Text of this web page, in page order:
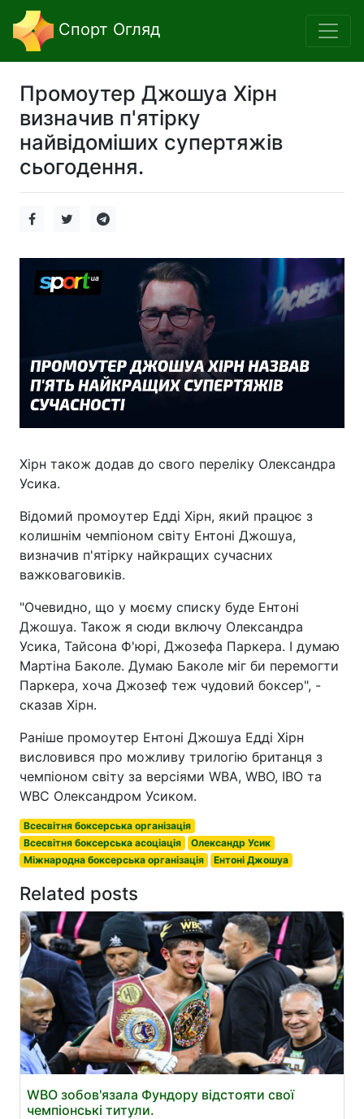
Спорт Огляд
Промоутер Джошуа Хірн
визначив п'ятірку
найвідоміших супертяжів
сьогодення.
Хірн також додав до свого переліку Олександра
Усика.
Відомий промоутер Едді Хірн, який працює з
колишнім чемпіоном світу Ентоні Джошуа,
визначив п'ятірку найкращих сучасних
важковаговиків.
"Очевидно, що у моєму списку буде Ентоні
Джошуа. Також я сюди включу Олександра
Усика, Тайсона Ф'юрі, Джозефа Паркера. І думаю
Мартіна Баколе. Думаю Баколе міг би перемогти
Паркера, хоча Джозеф теж чудовий боксер", -
сказав Хірн.
Раніше промоутер Ентоні Джошуа Едді Хірн
висловився про можливу трилогію британця з
чемпіоном світу за версіями WBA, WBO, IBO та
WBC Олександром Усиком.
Всесвітня боксерська організація
Всесвітня боксерська асоціація
Олександр Усик
Міжнародна боксерська організація
Ентоні Джошуа
Related posts
WBO зобов'язала Фундору відстояти свої
чемпіонські титули.